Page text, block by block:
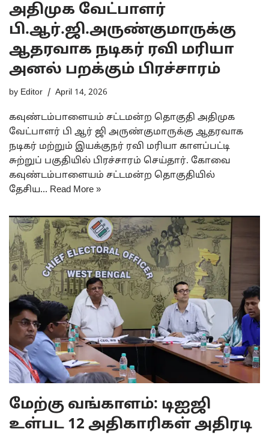
அதிமுக வேட்பாளர்
பி.ஆர்.ஜி.அருண்குமாருக்கு
ஆதரவாக நடிகர் ரவி மரியா
அனல் பறக்கும் பிரச்சாரம்
by Editor April 14, 2026
கவுண்டம்பாளையம் சட்டமன்ற தொகுதி அதிமுக
வேட்பாளர் பி ஆர் ஜி அருண்குமாருக்கு ஆதரவாக
நடிகர் மற்றும் இயக்குநர் ரவி மரியா காளப்பட்டி
சுற்றுப் பகுதியில் பிரச்சாரம் செய்தார். கோவை
கவுண்டம்பாளையம் சட்டமன்ற தொகுதியில்
தேசிய… Read More »
மேற்கு வங்காளம்: டிஐஜி
உள்பட 12 அதிகாரிகள் அதிரடி